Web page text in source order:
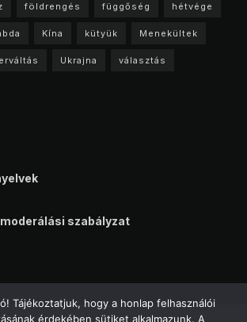
földrengés függőség hétvége
Kína kütyük Menekültek
Ukrajna választás
szabályzat
Tájékoztatjuk, hogy a honlap felhasználói
érdekében sütiket alkalmazunk. A